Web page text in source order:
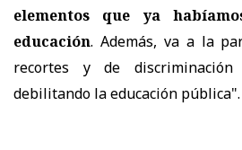
elementos que ya
educación. Además, va a la
recortes y de
debilitando la educación pública".